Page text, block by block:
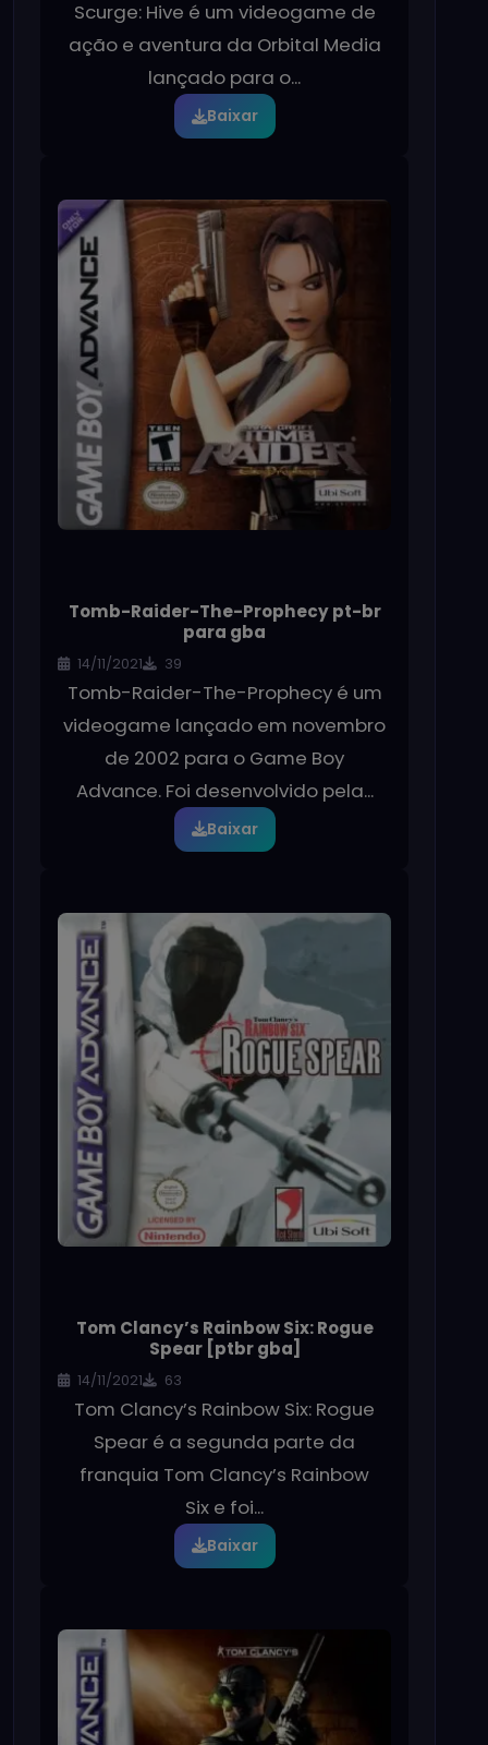
Scurge: Hive é um videogame de
ação e aventura da Orbital Media
lançado para o...
Baixar
Tomb-Raider-The-Prophecy pt-br
para gba
14/11/2021 39
Tomb-Raider-The-Prophecy é um
videogame lançado em novembro
de 2002 para o Game Boy
Advance. Foi desenvolvido pela...
Baixar
Tom Clancy’s Rainbow Six: Rogue
Spear [ptbr gba]
14/11/2021 63
Tom Clancy’s Rainbow Six: Rogue
Spear é a segunda parte da
franquia Tom Clancy’s Rainbow
Six e foi...
Baixar